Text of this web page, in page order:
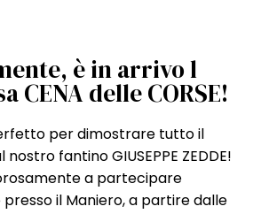
è in arrivo l
CENA delle CORSE!
per dimostrare tutto il
fantino GIUSEPPE ZEDDE!
a partecipare
presso il Maniero, a partire dalle